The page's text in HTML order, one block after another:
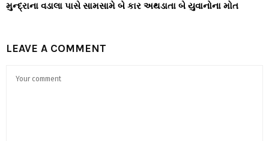
મુન્દ્રાના વડાલા પાસે સામસામે બે કાર અથડાતા બે યુવાનોના મોત
LEAVE A COMMENT